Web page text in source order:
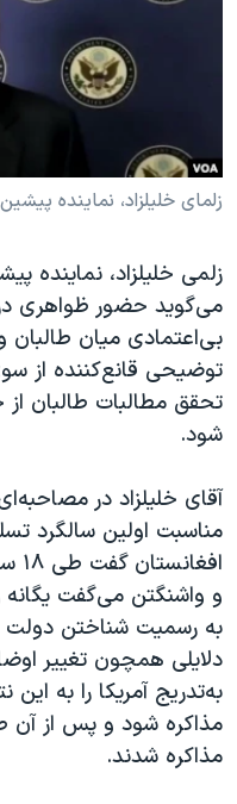
حقوق شهروندی
علم و فناوری
اسرائیل در جنگ
آرشیو پخش زنده
انتخابات ریاست جمهوری
حمله جمهوری اسلامی به
رمز مهسا
ورزش زنان در ایران
مجموعه مستندهای
تریبونال مردمی آبان ۹۸
دادگاه حمید نوری
چهل سال گروگان‌گیری
اعتراضات مردمی آبان ۹۸
اسرائیل در جنگ
نرگس محمدی برنده جایزه
همایش محافظه‌کاران
صفحه‌های ویژه
سفر پرزیدنت ترامپ به چین
زبانهای مختلف
زلمای خلیلزاد، نماینده
زلمی خلیلزاد، نماینده
می‌گوید حضور ظواهری
بی‌اعتمادی میان طالبان
توضیحی قانع‌کننده از
تحقق مطالبات‌ طالبان از
شود.
آقای خلیلزاد در
مناسبت اولین سالگرد
و واشنگتن می‌گفت یگانه
به رسمیت شناختن دولت
دلایلی همچون تغییر
به‌تدریج آمریکا را به این
مذاکره شود و پس از آن
مذاکره شدند.